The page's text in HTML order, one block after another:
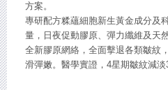
方案。
專研配方糅蘊細胞新生黃金成分及
量，日夜促動膠原、彈力纖維及天
全新膠原網絡，全面擊退各類皺紋
滑彈嫩。醫學實證，4星期皺紋減淡